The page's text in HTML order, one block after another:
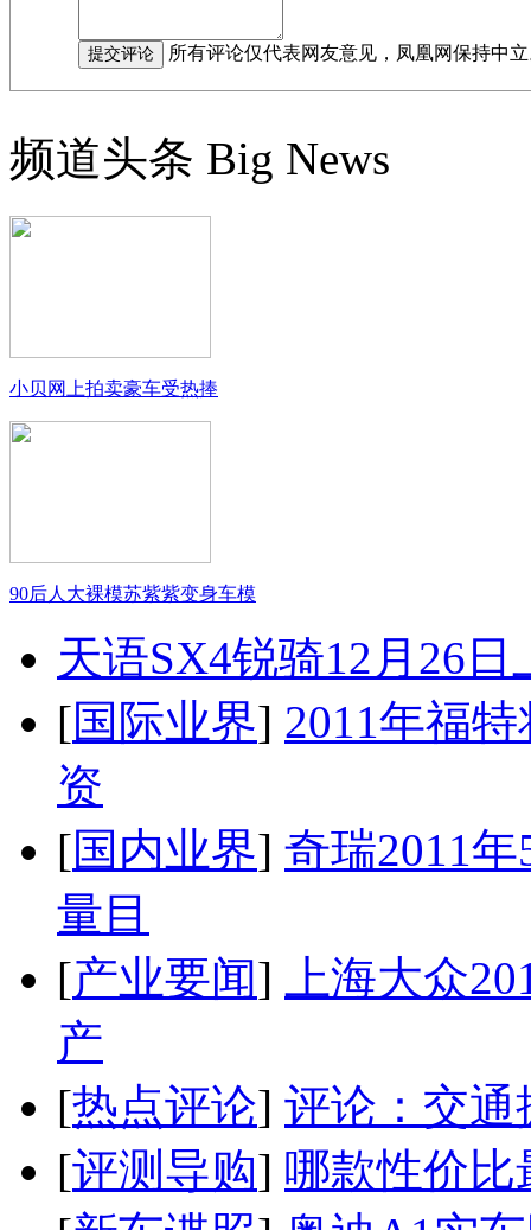
所有评论仅代表网友意见，凤凰网保持中
频道头条 Big News
小贝网上拍卖豪车受热捧
90后人大裸模苏紫紫变身车模
天语SX4锐骑12月26
[国际业界] 2011年福
资
[国内业界] 奇瑞2011
量目
[产业要闻]
上海大众
产
[热点评论] 评论：交通
[评测导购] 哪款性价比